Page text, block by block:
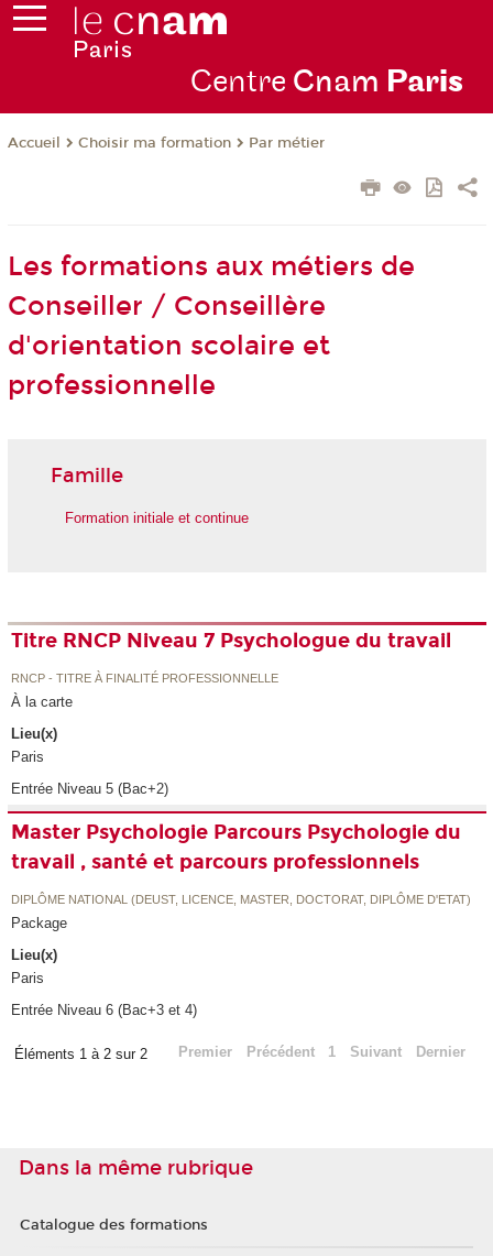
Centre Cnam Paris
Accueil Choisir ma formation Par métier
Les formations aux métiers de
Conseiller / Conseillère
d'orientation scolaire et
professionnelle
Famille
Formation initiale et continue
Titre RNCP Niveau 7 Psychologue du travail
RNCP - TITRE À FINALITÉ PROFESSIONNELLE
À la carte
Lieu(x)
Paris
Entrée Niveau 5 (Bac+2)
Master Psychologie Parcours Psychologie du
travail , santé et parcours professionnels
DIPLÔME NATIONAL (DEUST, LICENCE, MASTER, DOCTORAT, DIPLÔME D'ETAT)
Package
Lieu(x)
Paris
Entrée Niveau 6 (Bac+3 et 4)
Éléments 1 à 2 sur 2 Premier Précédent 1 Suivant Dernier
Dans la même rubrique
Catalogue des formations